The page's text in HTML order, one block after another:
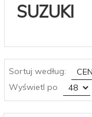
SUZUKI
Sortuj według:
sort
Wyświetl po
pop